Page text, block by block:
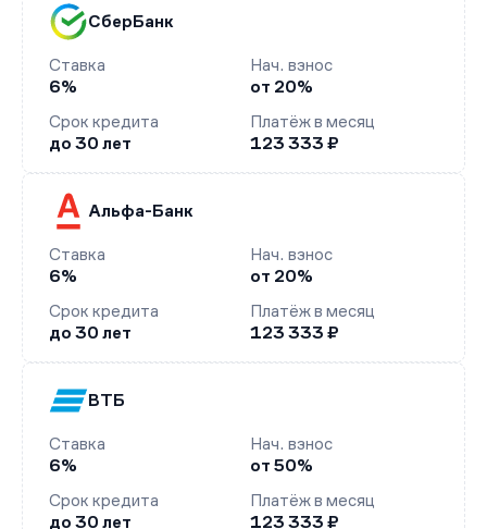
СберБанк
Ставка
6%
Нач. взнос
от 20%
Срок кредита
до 30 лет
Платёж в месяц
123 333 ₽
Альфа-Банк
Ставка
6%
Нач. взнос
от 20%
Срок кредита
до 30 лет
Платёж в месяц
123 333 ₽
ВТБ
Ставка
6%
Нач. взнос
от 50%
Срок кредита
до 30 лет
Платёж в месяц
123 333 ₽